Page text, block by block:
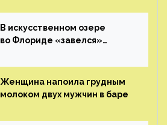
В искусственном озере
во Флориде «завелся»
Женщина напоила грудным
молоком двух мужчин в баре